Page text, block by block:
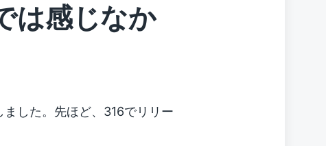
は感じなか
した。先ほど、316でリリー